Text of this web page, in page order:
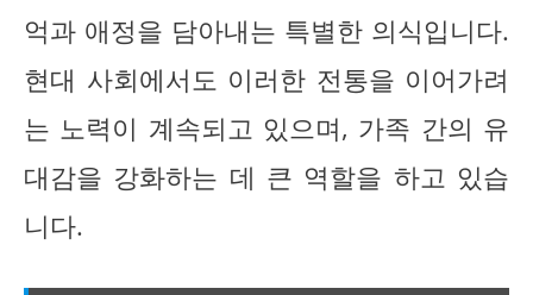
억과 애정을 담아내는 특별한 의식입니다.
현대 사회에서도 이러한 전통을 이어가려
는 노력이 계속되고 있으며, 가족 간의 유
대감을 강화하는 데 큰 역할을 하고 있습
니다.